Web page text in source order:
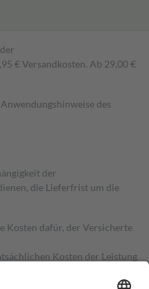
€ Versandkosten. Ab 29,00 €
des
der
die Lieferfrist um die
Kosten dafür, der Versicherte
Kosten der Leistung